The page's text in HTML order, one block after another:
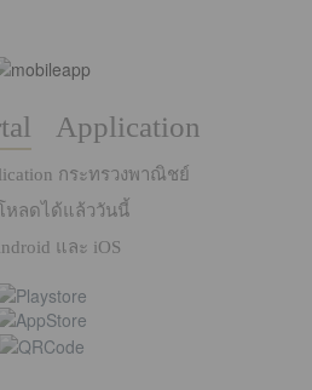
Application
กระทรวงพาณิชย์
หลดได้แล้ววันนี้
และ iOS